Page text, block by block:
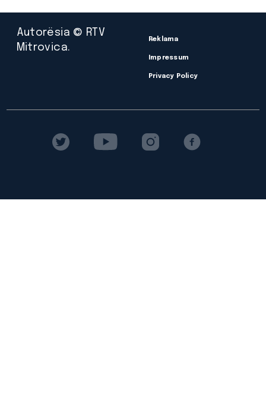
Autorësia © RTV
Mitrovica.
Reklama
Impressum
Privacy Policy